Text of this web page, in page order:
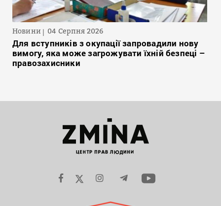
Новини 04 Серпня 2026
Для вступників з окупації запровадили нову
вимогу, яка може загрожувати їхній безпеці –
правозахисники